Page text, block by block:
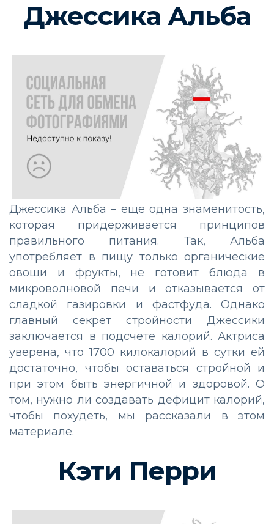
Джессика Альба
Джессика Альба – еще одна знаменитость,
которая придерживается принципов
правильного питания. Так, Альба
употребляет в пищу только органические
овощи и фрукты, не готовит блюда в
микроволновой печи и отказывается от
сладкой газировки и фастфуда. Однако
главный секрет стройности Джессики
заключается в подсчете калорий. Актриса
уверена, что 1700 килокалорий в сутки ей
достаточно, чтобы оставаться стройной и
при этом быть энергичной и здоровой. О
том, нужно ли создавать дефицит калорий,
чтобы похудеть, мы рассказали в этом
материале.
Кэти Перри